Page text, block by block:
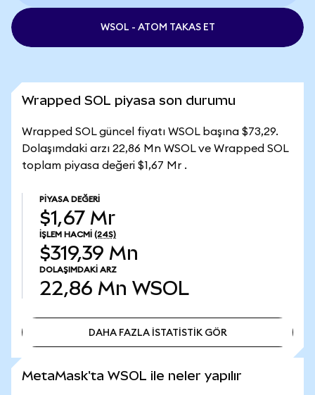
WSOL - ATOM TAKAS ET
Wrapped SOL piyasa son durumu
Wrapped SOL güncel fiyatı WSOL başına $73,29.
Dolaşımdaki arzı 22,86 Mn WSOL ve Wrapped SOL
toplam piyasa değeri $1,67 Mr .
PIYASA DEĞERI
$1,67 Mr
İŞLEM HACMI (24S)
$319,39 Mn
DOLAŞIMDAKI ARZ
22,86 Mn WSOL
DAHA FAZLA İSTATİSTİK GÖR
MetaMask'ta WSOL ile neler yapılır